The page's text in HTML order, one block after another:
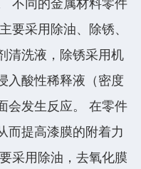
不同的金属材料零件
要采用除油、除锈、
清洗液，除锈采用机
入酸性稀释液（密度
会发生反应。 在零件
而提高漆膜的附着力
采用除油，去氧化膜